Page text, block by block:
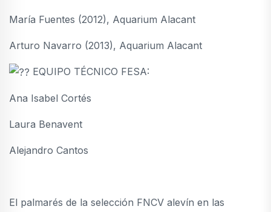
María Fuentes (2012), Aquarium Alacant
Arturo Navarro (2013), Aquarium Alacant
EQUIPO TÉCNICO FESA:
Ana Isabel Cortés
Laura Benavent
Alejandro Cantos
El palmarés de la selección FNCV alevín en las